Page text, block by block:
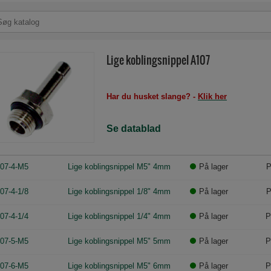
Lige koblingsnippel A107
Har du husket slange? - Klik her
Se datablad
4-M5 Lige koblingsnippel M5" 4mm På lager
4-1/8 Lige koblingsnippel 1/8" 4mm På lager
4-1/4 Lige koblingsnippel 1/4" 4mm På lager
5-M5 Lige koblingsnippel M5" 5mm På lager
6-M5 Lige koblingsnippel M5" 6mm På lager